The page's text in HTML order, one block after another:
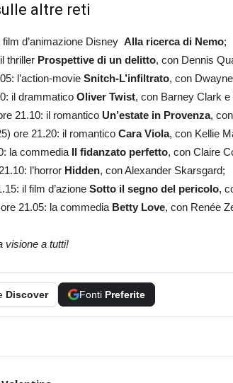
altre reti
d’animazione Disney Alla ricerca di Nemo;
thriller Prospettive di un delitto, con Dennis
l’action-movie Snitch-L’infiltrato, con
il drammatico Oliver Twist, con Barney Clark
21.10: il romantico Un’estate in Provenza,
ore 21.20: il romantico Cara Viola, con Kellie
la commedia Il fidanzato perfetto, con Claire
l’horror Hidden, con Alexander Skarsgard;
il film d’azione Sotto il segno del pericolo,
21.05: la commedia Betty Love, con Renée
visione a tutti!
Discover Fonti Preferite